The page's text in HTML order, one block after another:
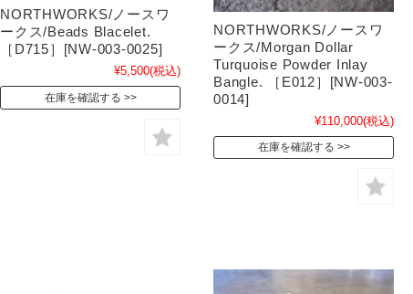
NORTHWORKS/ノースワ
ークス/Beads Blacelet.
［D715］[NW-003-0025]
¥5,500(税込)
在庫を確認する
NORTHWORKS/ノースワ
ークス/Morgan Dollar
Turquoise Powder Inlay
Bangle. ［E012］[NW-003-
0014]
¥110,000(税込)
在庫を確認する